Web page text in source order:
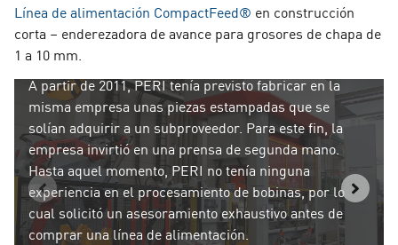
Línea de alimentación CompactFeed® en construcción
corta – enderezadora de avance para grosores de chapa de
1 a 10 mm.
PERI GmbH: línea de alimentación CompactFeed®:
A partir de 2011, PERI tenía previsto fabricar en la
misma empresa unas piezas estampadas que se
solían adquirir a un subproveedor. Para este fin, la
empresa invirtió en una prensa de segunda mano.
Hasta aquel momento, PERI no tenía ninguna
experiencia en el procesamiento de bobinas, por lo
cual solicitó un asesoramiento exhaustivo antes de
comprar una línea de alimentación.